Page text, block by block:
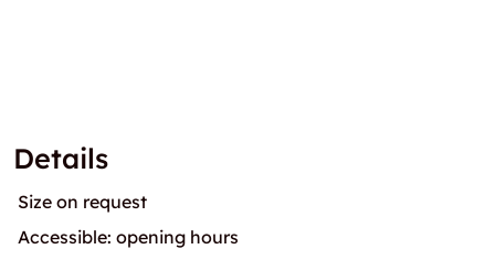
Details
Size on request
Accessible: opening hours